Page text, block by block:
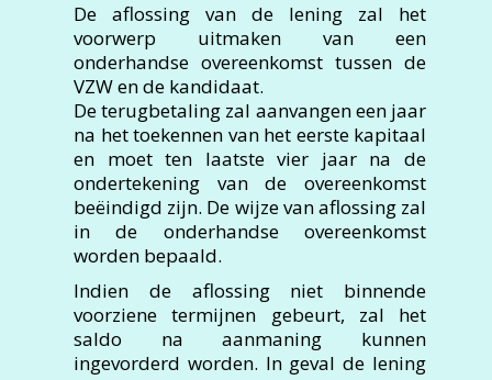
De aflossing van de lening zal het
voorwerp uitmaken van een
onderhandse overeenkomst tussen de
VZW en de kandidaat.
De terugbetaling zal aanvangen een jaar
na het toekennen van het eerste kapitaal
en moet ten laatste vier jaar na de
ondertekening van de overeenkomst
beëindigd zijn. De wijze van aflossing zal
in de onderhandse overeenkomst
worden bepaald.
Indien de aflossing niet binnende
voorziene termijnen gebeurt, zal het
saldo na aanmaning kunnen
ingevorderd worden. In geval de lening